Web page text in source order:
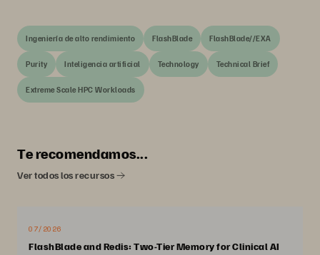
Ingeniería de alto rendimiento FlashBlade FlashBlade//EXA
Purity Inteligencia artificial Technology Technical Brief
Extreme Scale HPC Workloads
Te recomendamos...
Ver todos los recursos
07/2026
FlashBlade and Redis: Two-Tier Memory for Clinical AI